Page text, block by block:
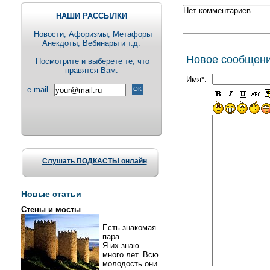
НАШИ РАССЫЛКИ
Новости, Aфоризмы, Метафоры
Анекдоты, Вебинары и т.д.
Посмотрите и выберете те, что
нравятся Вам.
e-mail
Слушать ПОДКАСТЫ онлайн
Новые статьи
Стены и мосты
Есть знакомая
пара.
Я их знаю
много лет. Всю
молодость они
Нет комментариев
Новое
Имя*: